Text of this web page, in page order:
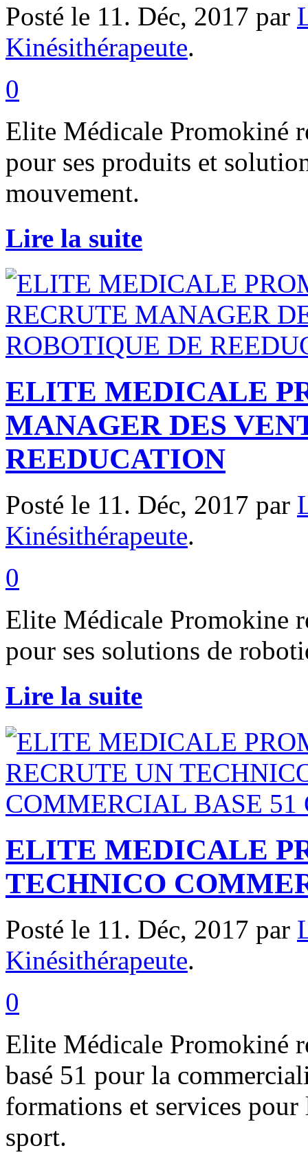
Posté le 11. Déc, 2017 par
Kinésithérapeute.
0
Elite Médicale Promokiné
pour ses produits et
mouvement.
Lire la suite
ELITE MEDICALE
MANAGER DES
REEDUCATION
Posté le 11. Déc, 2017 par
Kinésithérapeute.
0
Elite Médicale Promokine
pour ses solutions de
Lire la suite
ELITE MEDICALE
TECHNICO
Posté le 11. Déc, 2017 par
Kinésithérapeute.
0
Elite Médicale Promokiné
basé 51 pour la
formations et services
sport.